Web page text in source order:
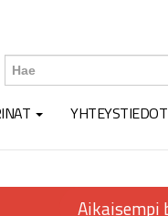
YHTEYSTIEDOT